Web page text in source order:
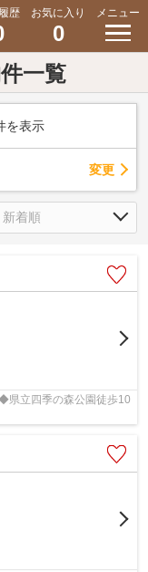
歴 お気に入り
0
メニュー
一覧
を表示
変更
立四季の森公園徒歩10